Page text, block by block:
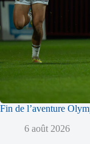
Fin de l’aventure
6 août 2026